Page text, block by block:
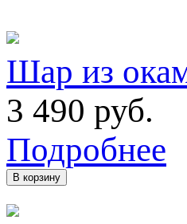
Шар из
3 490 руб.
Подробнее
В корзину